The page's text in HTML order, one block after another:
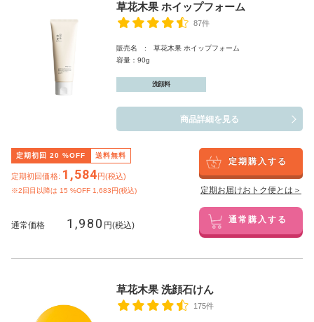
草花木果 ホイップフォーム
87件
販売名 : 草花木果 ホイップフォーム
容量：90g
洗顔料
商品詳細を見る
定期初回 20 %OFF 送料無料
定期初回価格: 1,584円(税込)
※2回目以降は 15 %OFF 1,683円(税込)
定期購入する
定期お届けおトク便とは＞
通常価格 1,980 円(税込) 通常購入する
草花木果 洗顔石けん
175件